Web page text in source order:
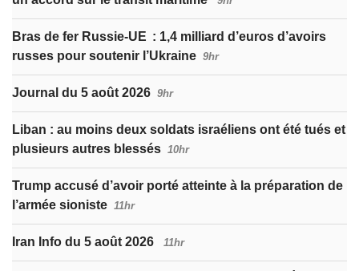
Bras de fer Russie-UE : 1,4 milliard d’euros d’avoirs
russes pour soutenir l’Ukraine 9hr
Journal du 5 août 2026 9hr
Liban : au moins deux soldats israéliens ont été tués et
plusieurs autres blessés 10hr
Trump accusé d’avoir porté atteinte à la préparation de
l’armée sioniste 11hr
Iran Info du 5 août 2026 11hr